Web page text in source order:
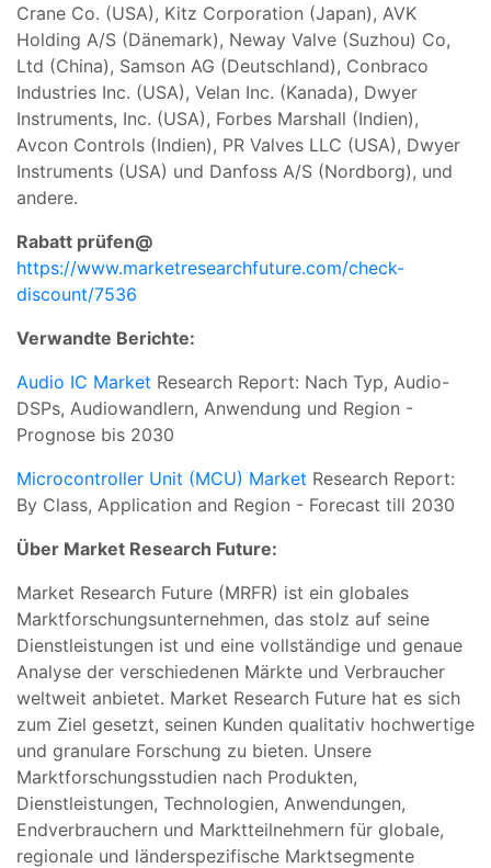
Crane Co. (USA), Kitz Corporation (Japan), AVK
Holding A/S (Dänemark), Neway Valve (Suzhou) Co,
Ltd (China), Samson AG (Deutschland), Conbraco
Industries Inc. (USA), Velan Inc. (Kanada), Dwyer
Instruments, Inc. (USA), Forbes Marshall (Indien),
Avcon Controls (Indien), PR Valves LLC (USA), Dwyer
Instruments (USA) und Danfoss A/S (Nordborg), und
andere.
Rabatt prüfen@
https://www.marketresearchfuture.com/check-
discount/7536
Verwandte Berichte:
Audio IC Market Research Report: Nach Typ, Audio-
DSPs, Audiowandlern, Anwendung und Region -
Prognose bis 2030
Microcontroller Unit (MCU) Market Research Report:
By Class, Application and Region - Forecast till 2030
Über Market Research Future:
Market Research Future (MRFR) ist ein globales
Marktforschungsunternehmen, das stolz auf seine
Dienstleistungen ist und eine vollständige und genaue
Analyse der verschiedenen Märkte und Verbraucher
weltweit anbietet. Market Research Future hat es sich
zum Ziel gesetzt, seinen Kunden qualitativ hochwertige
und granulare Forschung zu bieten. Unsere
Marktforschungsstudien nach Produkten,
Dienstleistungen, Technologien, Anwendungen,
Endverbrauchern und Marktteilnehmern für globale,
regionale und länderspezifische Marktsegmente